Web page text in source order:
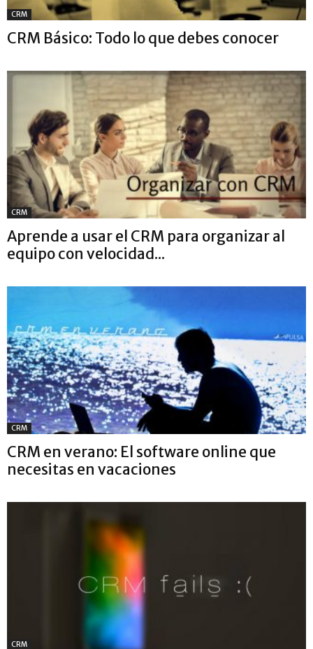
CRM
CRM Básico: Todo lo que debes conocer
CRM
Aprende a usar el CRM para organizar al
equipo con velocidad...
CRM
CRM en verano: El software online que
necesitas en vacaciones
CRM